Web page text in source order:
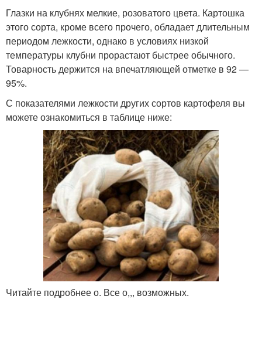
Глазки на клубнях мелкие, розоватого цвета. Картошка
этого сорта, кроме всего прочего, обладает длительным
периодом лежкости, однако в условиях низкой
температуры клубни прорастают быстрее обычного.
Товарность держится на впечатляющей отметке в 92 —
95%.
С показателями лежкости других сортов картофеля вы
можете ознакомиться в таблице ниже:
Читайте подробнее о. Все о,,, возможных.